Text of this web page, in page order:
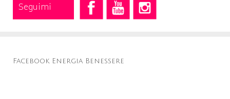
Seguimi
Facebook Energia Benessere